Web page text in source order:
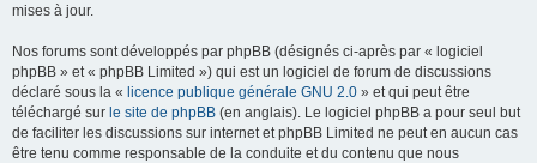
mises à jour.
Nos forums sont développés par phpBB (désignés ci-après par « logiciel
phpBB » et « phpBB Limited ») qui est un logiciel de forum de discussions
déclaré sous la « licence publique générale GNU 2.0 » et qui peut être
téléchargé sur le site de phpBB (en anglais). Le logiciel phpBB a pour seul but
de faciliter les discussions sur internet et phpBB Limited ne peut en aucun cas
être tenu comme responsable de la conduite et du contenu que nous